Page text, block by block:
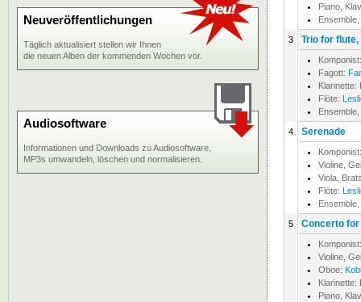
Piano,
3 Trio for
Fagott:
Klarinette:
Flöte:
4 Serenade
Violine,
Viola,
Flöte:
5 Concerto for
Violine,
Oboe:
Klarinette:
Piano,
Neuveröffentlichungen
Täglich aktualisiert stellen wir Ihnen
die neuen Alben der kommenden Wochen vor.
Audiosoftware
Informationen und Downloads zu Audiosoftware,
MP3s umwandeln, löschen und normalisieren.